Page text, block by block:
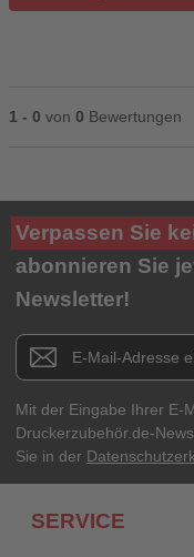
1 - 0 von 0 Bewertungen
Ihre Bewertung**
★★★★★
Titel**
E-Mail-Adresse
Ihr Passwort
Verpassen Sie
abonnieren Sie
Newsletter!
Newsletter E-Mail Adresse
Mit der Eingabe Ihrer E-
Druckerzubehör.de-
Sie in der
SERVICE